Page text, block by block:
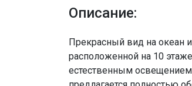
Описание:
Прекрасный вид на океан
расположенной на 10
естественным